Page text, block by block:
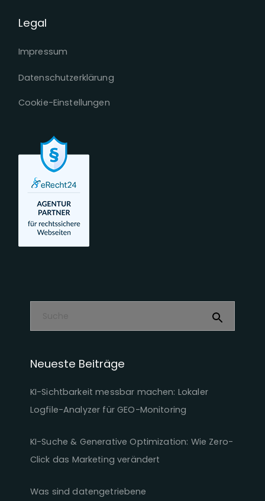
Legal
Impressum
Datenschutzerklärung
Cookie-Einstellungen
Neueste Beiträge
KI-Sichtbarkeit messbar machen: Lokaler
Logfile-Analyzer für GEO-Monitoring
KI-Suche & Generative Optimization: Wie Zero-
Click das Marketing verändert
Was sind datengetriebene